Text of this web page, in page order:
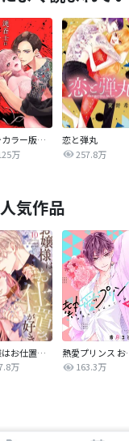
【タテカラー版】漣蒼士に処女を捧ぐ～さあ、じっくり愛でましょうか
万
恋と弾丸
257.8万
気作品
お嬢様はお仕置きが好き
万
熱愛プ
163.3万